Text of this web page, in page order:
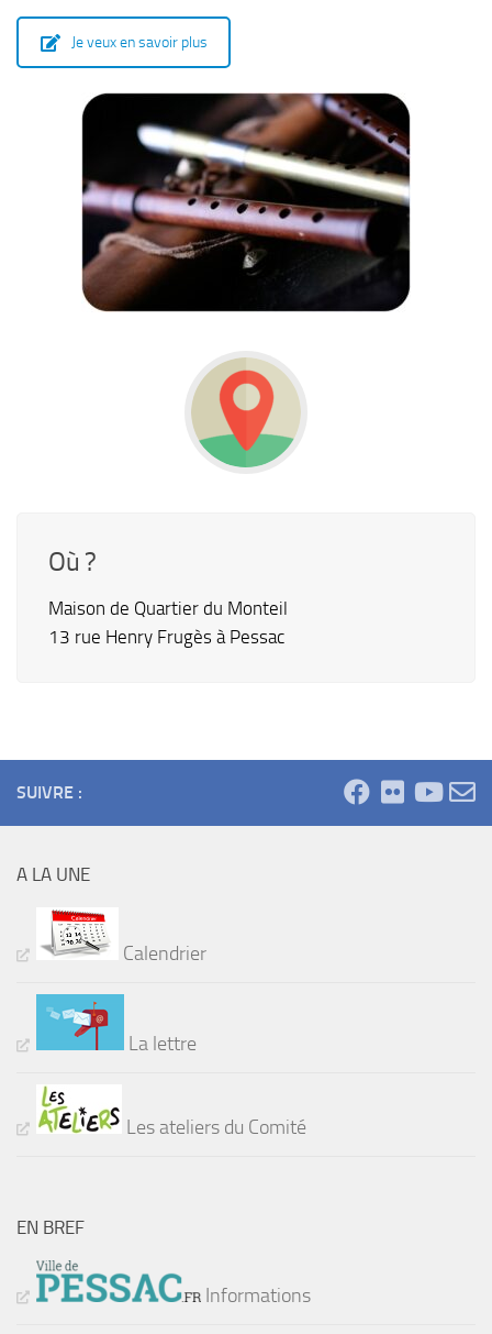
Je veux en savoir plus
Où ?
Maison de Quartier du Monteil
13 rue Henry Frugès à Pessac
SUIVRE :
A LA UNE
Calendrier
La lettre
Les ateliers du Comité
EN BREF
Informations